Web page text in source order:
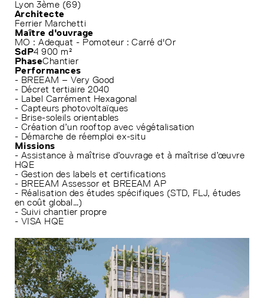
Lyon 3ème (69)
Architecte
Ferrier Marchetti
Maître d'ouvrage
MO : Adequat - Pomoteur : Carré d'Or
SdP4 900 m²
PhaseChantier
Performances
- BREEAM – Very Good
- Décret tertiaire 2040
- Label Carrément Hexagonal
- Capteurs photovoltaïques
- Brise-soleils orientables
- Création d’un rooftop avec végétalisation
- Démarche de réemploi ex-situ
Missions
- Assistance à maîtrise d’ouvrage et à maîtrise d’œuvre
HQE
- Gestion des labels et certifications
- BREEAM Assessor et BREEAM AP
- Réalisation des études spécifiques (STD, FLJ, études
en coût global…)
- Suivi chantier propre
- VISA HQE